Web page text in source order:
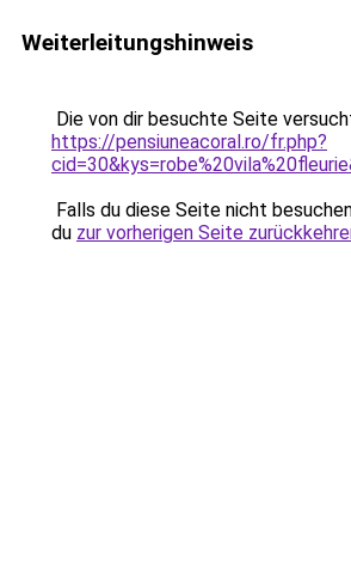
Weiterleitungshinweis
Die von dir besuchte Seite
https://pensiuneacoral.ro/fr.php?
Falls du diese Seite nicht
du zur vorherigen Seite